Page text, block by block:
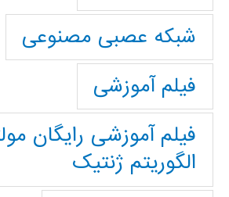
شبکه عصبی مصنوعی
فیلم آموزشی
فیلم آموزشی رایگان
الگوریتم ژنتیک